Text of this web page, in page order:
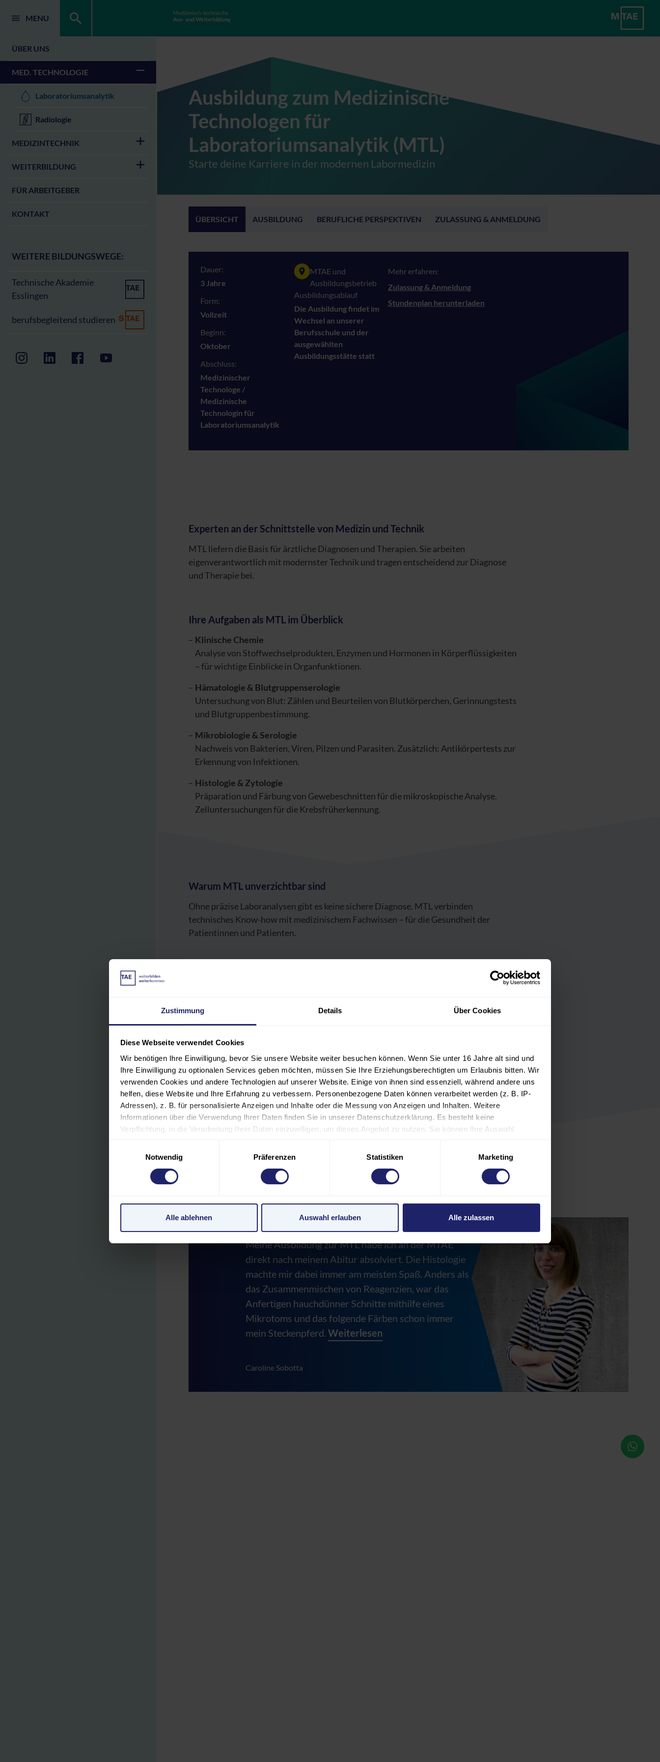
Zustimmung Details Über Cookies
Diese Webseite verwendet Cookies
Wir benötigen Ihre Einwilligung, bevor Sie unsere Website weiter besuchen können. Wenn Sie unter 16 Jahre alt sind und
Ihre Einwilligung zu optionalen Services geben möchten, müssen Sie Ihre Erziehungsberechtigten um Erlaubnis bitten. Wir
verwenden Cookies und andere Technologien auf unserer Website. Einige von ihnen sind essenziell, während andere uns
helfen, diese Website und Ihre Erfahrung zu verbessern. Personenbezogene Daten können verarbeitet werden (z. B. IP-
Adressen), z. B. für personalisierte Anzeigen und Inhalte oder die Messung von Anzeigen und Inhalten. Weitere
Informationen über die Verwendung Ihrer Daten finden Sie in unserer Datenschutzerklärung. Es besteht keine
Verpflichtung, in die Verarbeitung Ihrer Daten einzuwilligen, um dieses Angebot zu nutzen. Sie können Ihre Auswahl
Einstellungen möglicherweise nicht alle Funktionen der Website verfügbar sind. Einige Services verarbeiten
Verarbeitung Ihrer Daten in den USA gemäß Art. 49 (1) lit. a GDPR ein. Der EuGH stuft die USA als ein Land mit
Notwendig
Präferenzen Statistiken Marketing
Alle ablehnen Auswahl erlauben Alle zulassen
MENU
ÜBER UNS
MED. TECHNOLOGIE
Laboratoriumsanalytik
Radiologie
MEDIZINTECHNIK
WEITERBILDUNG
FÜR ARBEITGEBER
KONTAKT
WEITERE BILDUNGSWEGE:
Technische Akademie
Esslingen
berufsbegleitend studieren
Ausbildung zum Medizinische
Technologen für
Laboratoriumsanalytik (MTL)
Starte deine Karriere in der modernen Labormedizin
ÜBERSICHT AUSBILDUNG BERUFLICHE PERSPEKTIVEN ZULASSUNG & ANMELDUNG
Dauer:
3 Jahre
Form:
Vollzeit
Beginn:
Oktober
Abschluss:
Medizinischer
Technologe /
Medizinische
Technologin für
Laboratoriumsanalytik
MTAE und
Ausbildungsbetrieb
Ausbildungsablauf
Die Ausbildung findet im
Wechsel an unserer
Berufsschule und der
ausgewählten
Ausbildungsstätte statt
Mehr erfahren:
Zulassung & Anmeldung
Stundenplan herunterladen
Experten an der Schnittstelle von Medizin und Technik
MTL liefern die Basis für ärztliche Diagnosen und Therapien. Sie arbeiten
eigenverantwortlich mit modernster Technik und tragen entscheidend zur Diagnose
und Therapie bei.
Ihre Aufgaben als MTL im Überblick
Klinische Chemie
Analyse von Stoffwechselprodukten, Enzymen und Hormonen in Körperflüssigkeiten
– für wichtige Einblicke in Organfunktionen.
Hämatologie & Blutgruppenserologie
Untersuchung von Blut: Zählen und Beurteilen von Blutkörperchen, Gerinnungstests
und Blutgruppenbestimmung.
Mikrobiologie & Serologie
Nachweis von Bakterien, Viren, Pilzen und Parasiten. Zusätzlich: Antikörpertests zur
Erkennung von Infektionen.
Histologie & Zytologie
Präparation und Färbung von Gewebeschnitten für die mikroskopische Analyse.
Zelluntersuchungen für die Krebsfrüherkennung.
Warum MTL unverzichtbar sind
Ohne präzise Laboranalysen gibt es keine sichere Diagnose. MTL verbinden
technisches Know-how mit medizinischem Fachwissen – für die Gesundheit der
Patientinnen und Patienten.
Hohe Verantwortung für medizinische Diagnosen
Sehr gute Berufsaussichten im Gesundheitswesen
Vielfältige Einsatzgebiete in Kliniken, Forschung und Industrie
Meine Ausbildung zur MTL habe ich an der MTAE
direkt nach meinem Abitur absolviert. Die Histologie
machte mir dabei immer am meisten Spaß. Anders als
das Zusammenmischen von Reagenzien, war das
Anfertigen hauchdünner Schnitte mithilfe eines
Mikrotoms und das folgende Färben schon immer
mein Steckenpferd. Weiterlesen
Caroline Sobotta